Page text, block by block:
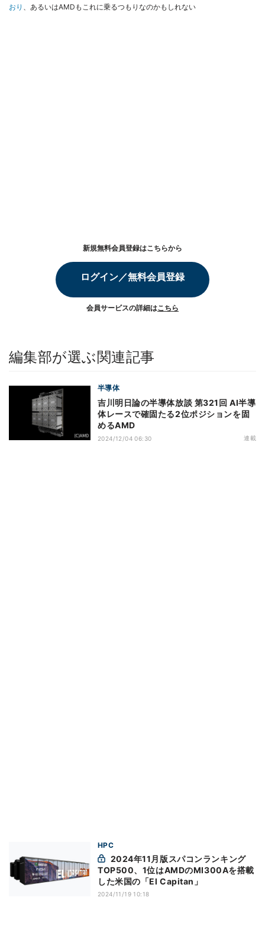
おり 、あるいはAMDもこれに乗るつもりなのかもしれない
新規無料会員登録はこちらから
ログイン／無料会員登録
会員サービスの詳細はこちら
編集部が選ぶ関連記事
半導体
吉川明日論の半導体放談 第321回 AI半導
体レースで確固たる2位ポジションを固
めるAMD
2024/12/04 06:30 連載
HPC
TOP500、1位はAMDのMI300Aを搭載
した米国の「El Capitan」
2024/11/19 10:18